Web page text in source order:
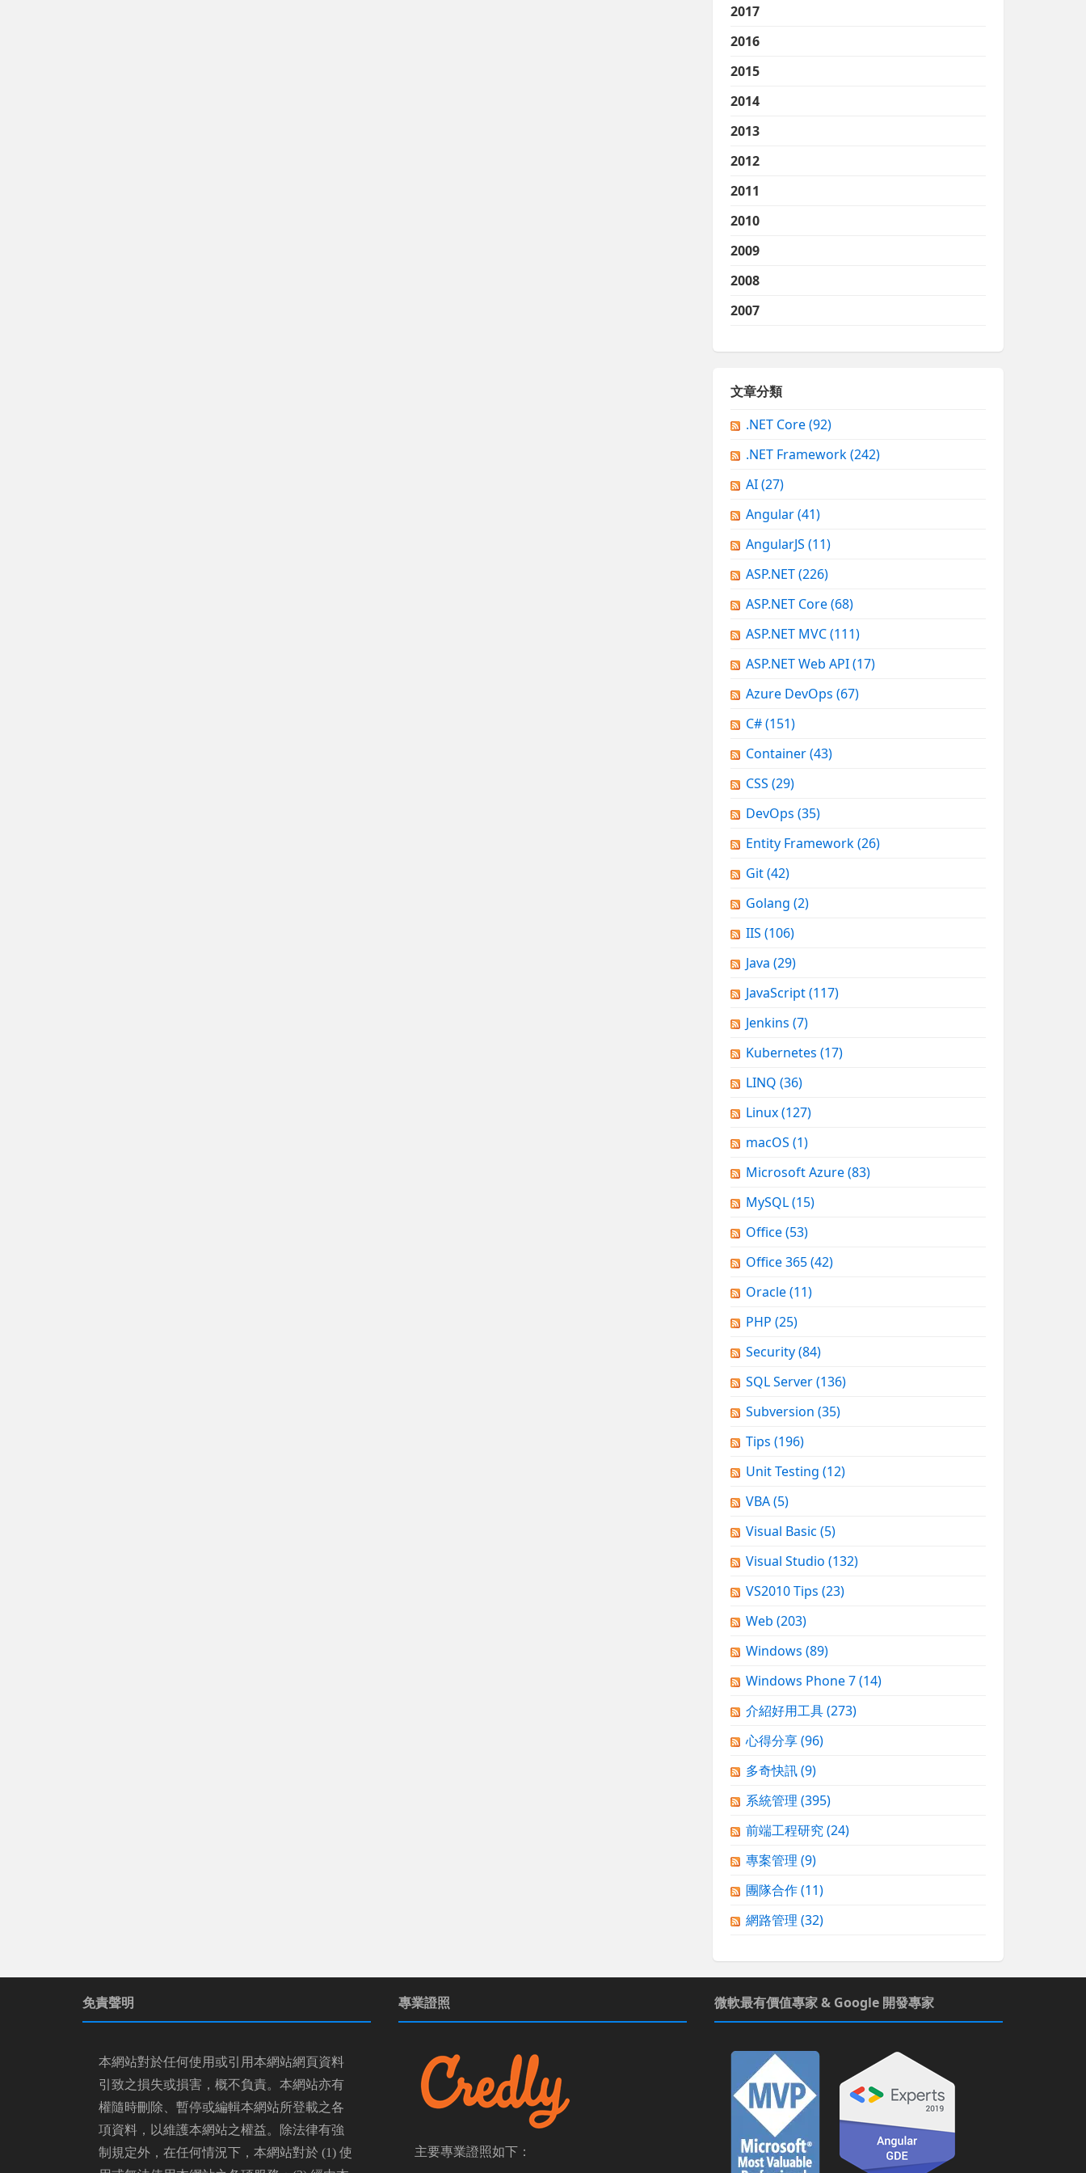
2017
2016
2015
2014
2013
2012
2011
2010
2009
2008
2007
文章分類
.NET Core(92)
.NET Framework(242)
AI(27)
Angular(41)
AngularJS (11)
ASP.NET(226)
ASP.NET Core(68)
ASP.NET MVC(111)
ASP.NET Web API(17)
Azure DevOps (67)
C#(151)
Container(43)
CSS (29)
DevOps (35)
Entity Framework(26)
Git(42)
Golang (2)
IIS (106)
Java (29)
JavaScript(117)
Jenkins (7)
Kubernetes (17)
LINQ (36)
Linux(127)
macOS (1)
Microsoft Azure(83)
MySQL(15)
Office(53)
Office 365(42)
Oracle(11)
PHP (25)
Security(84)
SQL Server(136)
Subversion (35)
Tips (196)
Unit Testing (12)
VBA(5)
Visual Basic (5)
Visual Studio (132)
VS2010 Tips (23)
Web (203)
Windows (89)
Windows Phone 7(14)
介紹好用工具(273)
心得分享(96)
多奇快訊(9)
系統管理 (395)
前端工程研究(24)
專案管理 (9)
團隊合作(11)
網路管理 (32)
免責聲明
本網站對於任何使用或引用本網站網頁資料
引致之損失或損害，概不負責。本網站亦有
權隨時刪除、暫停或編輯本網站所登載之各
項資料，以維護本網站之權益。除法律有強
制規定外，在任何情況下，本網站對於 (1) 使
專業證照
主要專業證照如下：
微軟最有價值專家 & Google 開發專家